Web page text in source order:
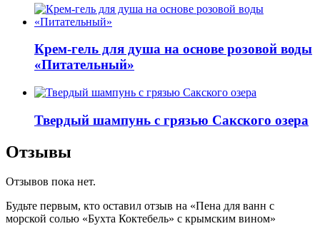
Крем-гель для душа на основе розовой воды
«Питательный»
Твердый шампунь с грязью Сакского озера
Отзывы
Отзывов пока нет.
Будьте первым, кто оставил отзыв на «Пена для ванн с
морской солью «Бухта Коктебель» с крымским вином»